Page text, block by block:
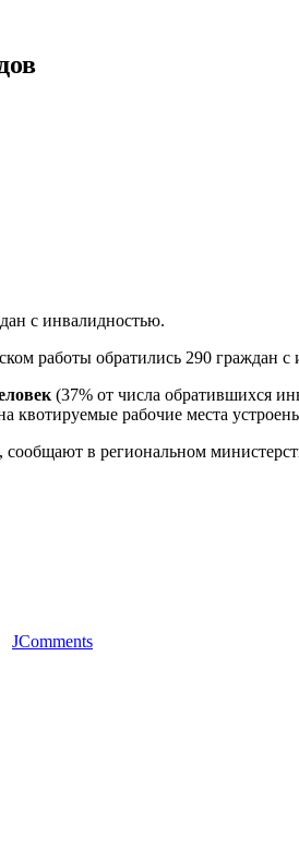
с инвалидностью.
работы обратились 290 граждан
(37% от числа обратившихся
квотируемые рабочие места
в региональном
JComments